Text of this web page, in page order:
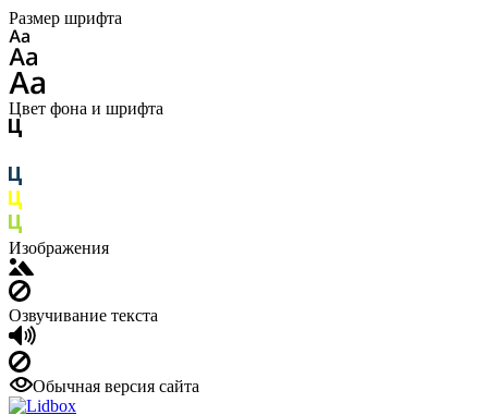
Размер шрифта
Цвет фона и шрифта
Изображения
Озвучивание текста
Обычная версия сайта